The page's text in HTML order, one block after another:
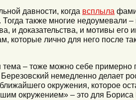
давности, когда всплыла
также многие недоумевали –
и доказательства, и мотивы
которые лично для него после
– тоже можно себе примерно
немедленно делает
окружения, которое
окружением» – это для Бориса